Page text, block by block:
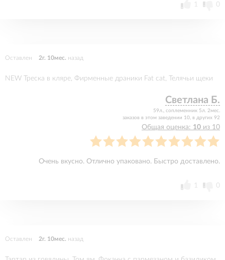
1 0
Оставлен 2г. 10мес. назад
NEW Треска в кляре, Фирменные драники Fat cat, Телячьи щеки
Светлана Б.
59л., соплеменник 5л. 2мес.
заказов в этом заведении 10, в других 92
Общая оценка: 10 из 10
Очень вкусно. Отлично упаковано. Быстро доставлено.
1 0
Оставлен 2г. 10мес. назад